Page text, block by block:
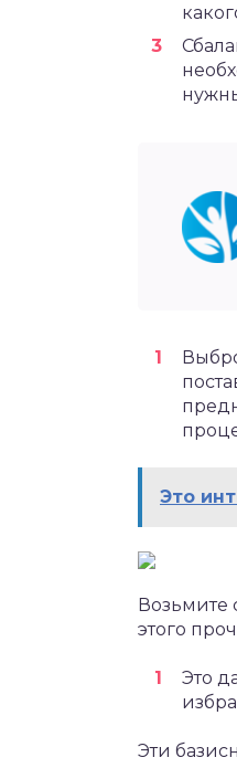
Это
Возьмите
этого
Это
Эти